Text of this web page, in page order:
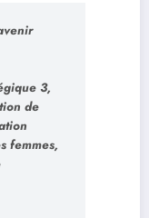
3,
de
femmes,